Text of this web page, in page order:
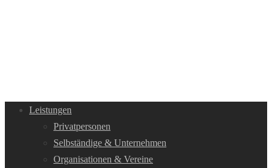
Leistungen
Privatpersonen
Selbständige & Unternehmen
Organisationen & Vereine